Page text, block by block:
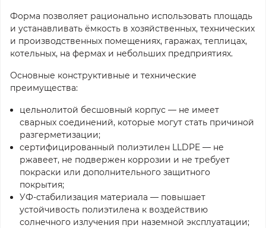
Форма позволяет рационально использовать площадь
и устанавливать ёмкость в хозяйственных, технических
и производственных помещениях, гаражах, теплицах,
котельных, на фермах и небольших предприятиях.
Основные конструктивные и технические
преимущества:
цельнолитой бесшовный корпус — не имеет
сварных соединений, которые могут стать причиной
разгерметизации;
сертифицированный полиэтилен LLDPE — не
ржавеет, не подвержен коррозии и не требует
покраски или дополнительного защитного
покрытия;
УФ-стабилизация материала — повышает
устойчивость полиэтилена к воздействию
солнечного излучения при наземной эксплуатации;